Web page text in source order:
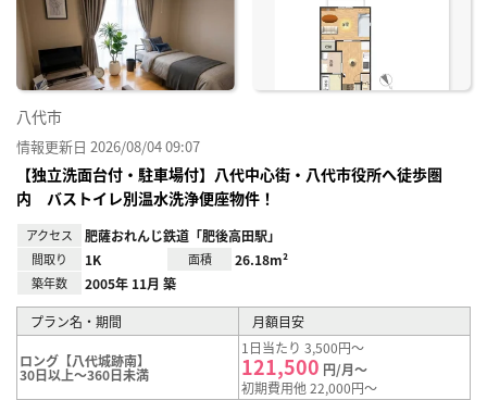
八代市
情報更新日 2026/08/04 09:07
【独立洗面台付・駐車場付】八代中心街・八代市役所へ徒歩圏
内 バストイレ別温水洗浄便座物件！
アクセス 肥薩おれんじ鉄道「肥後高田駅」
間取り 1K 面積 26.18m²
築年数 2005年 11月 築
プラン名・期間 月額目安
ロング【八代城跡南】
30日以上～360日未満
1日当たり 3,500円～
121,500 円/月～
初期費用他 22,000円～